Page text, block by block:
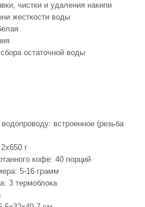
чистки и удаления накипи
жесткости воды
остаточной воды
встроенное (резьба
г
кофе: 40 порций
5-16 грамм
3 термоблока